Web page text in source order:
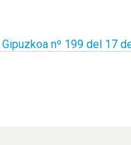
nº 199 del 17